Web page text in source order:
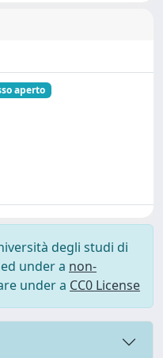
aperto
degli studi di
under a non-
under a CC0 License